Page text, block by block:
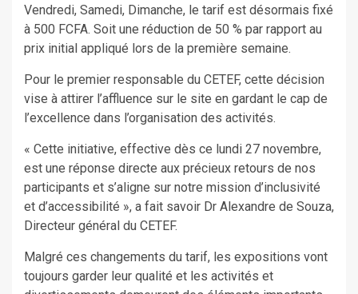
Vendredi, Samedi, Dimanche, le tarif est désormais fixé
à 500 FCFA. Soit une réduction de 50 % par rapport au
prix initial appliqué lors de la première semaine.
Pour le premier responsable du CETEF, cette décision
vise à attirer l’affluence sur le site en gardant le cap de
l’excellence dans l’organisation des activités.
« Cette initiative, effective dès ce lundi 27 novembre,
est une réponse directe aux précieux retours de nos
participants et s’aligne sur notre mission d’inclusivité
et d’accessibilité », a fait savoir Dr Alexandre de Souza,
Directeur général du CETEF.
Malgré ces changements du tarif, les expositions vont
toujours garder leur qualité et les activités et